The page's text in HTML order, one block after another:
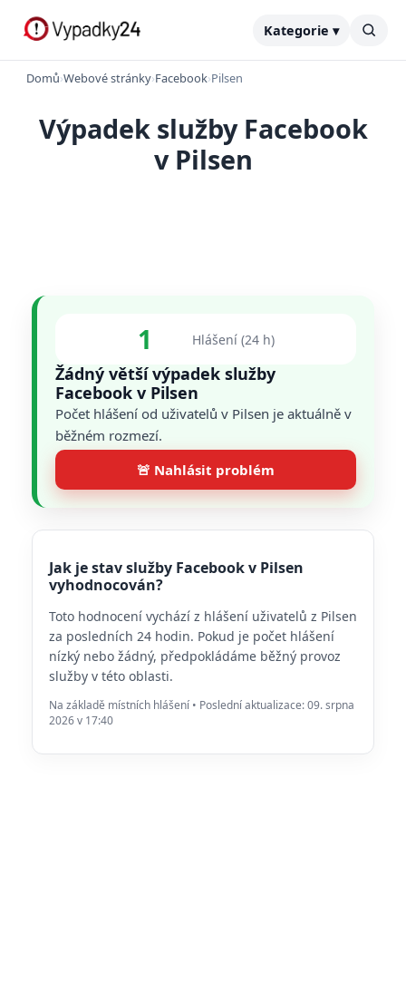
Kategorie ▾
Domů›Webové stránky›Facebook›Pilsen
Výpadek služby Facebook
v Pilsen
1 Hlášení (24 h)
Žádný větší výpadek služby
Facebook v Pilsen
Počet hlášení od uživatelů v Pilsen je aktuálně v
běžném rozmezí.
🚨 Nahlásit problém
Jak je stav služby Facebook v Pilsen
vyhodnocován?
Toto hodnocení vychází z hlášení uživatelů z Pilsen
za posledních 24 hodin. Pokud je počet hlášení
nízký nebo žádný, předpokládáme běžný provoz
služby v této oblasti.
Na základě místních hlášení • Poslední aktualizace: 09. srpna
2026 v 17:40